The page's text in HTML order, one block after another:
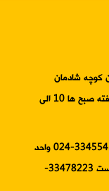
کوچه شادمان
ساختمان نامور طبقه پایین (درایام هفته صبح ها 10 الی
024-33544688 واحد مشتریان 33455453-024 واحد
مشتریان 33466877-024 واحد ریاست 33478223-